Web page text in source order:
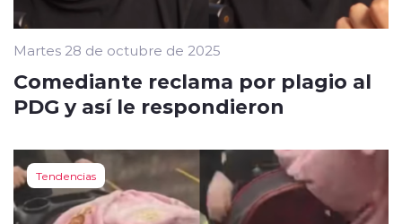
Martes 28 de octubre de 2025
Comediante reclama por plagio al
PDG y así le respondieron
Tendencias